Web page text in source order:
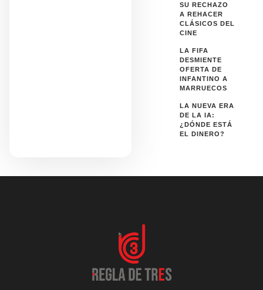
SU RECHAZO
A REHACER
CLÁSICOS DEL
CINE
LA FIFA
DESMIENTE
OFERTA DE
INFANTINO A
MARRUECOS
LA NUEVA ERA
DE LA IA:
¿DÓNDE ESTÁ
EL DINERO?